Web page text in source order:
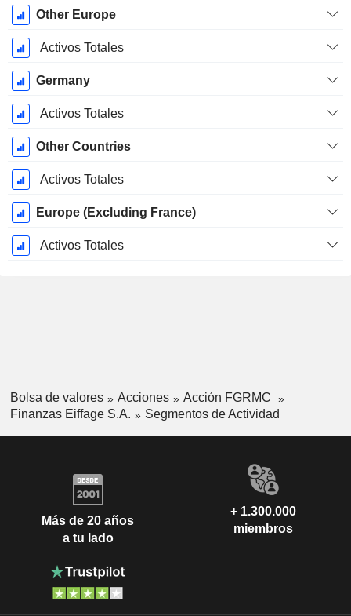
Other Europe
Activos Totales
Germany
Activos Totales
Other Countries
Activos Totales
Europe (Excluding France)
Activos Totales
Bolsa de valores Acciones
Acción FGRMC
Finanzas Eiffage S.A.
Segmentos de Actividad
Más de 20 años
a tu lado
+ 1.300.000
miembros